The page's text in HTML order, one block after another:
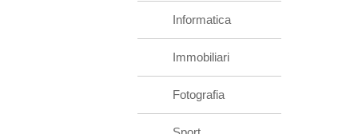
Informatica
Immobiliari
Fotografia